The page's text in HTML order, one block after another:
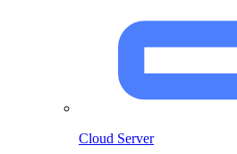
Cloud Server